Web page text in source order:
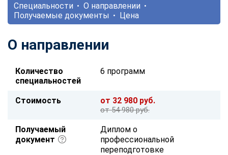
Специальности
О направлении
Получаемые документы
Цена
О направлении
Количество
специальностей
6 программ
Стоимость от 32 980 руб.
от 54 980 руб.
Получаемый
документ
Диплом о
профессиональной
переподготовке